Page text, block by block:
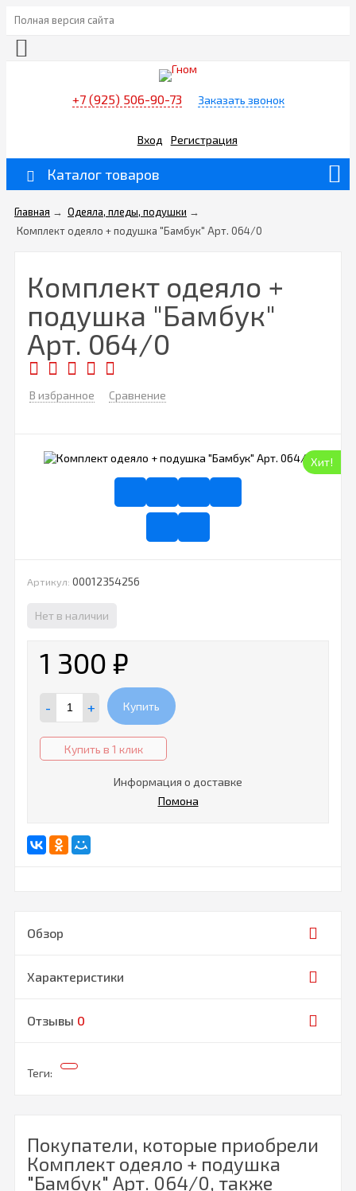
Полная версия сайта
+7 (925) 506-90-73 Заказать звонок
Вход Регистрация
Каталог товаров
Главная → Одеяла, пледы, подушки →
Комплект одеяло + подушка "Бамбук" Арт. 064/0
Комплект одеяло +
подушка "Бамбук"
Арт. 064/0
В избранное Сравнение
Хит!
Артикул: 00012354256
Нет в наличии
1 300 ₽
- + Купить
Купить в 1 клик
Информация о доставке
Помона
Обзор
Характеристики
Отзывы 0
Теги:
Покупатели, которые приобрели
Комплект одеяло + подушка
"Бамбук" Арт. 064/0, также